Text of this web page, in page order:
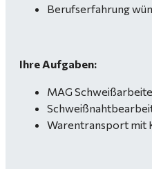
Berufserfahrung
Ihre Aufgaben:
MAG
Warentransport mit